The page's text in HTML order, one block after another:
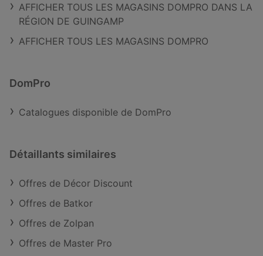
AFFICHER TOUS LES MAGASINS DOMPRO DANS LA
RÉGION DE GUINGAMP
AFFICHER TOUS LES MAGASINS DOMPRO
DomPro
Catalogues disponible de DomPro
Détaillants similaires
Offres de Décor Discount
Offres de Batkor
Offres de Zolpan
Offres de Master Pro